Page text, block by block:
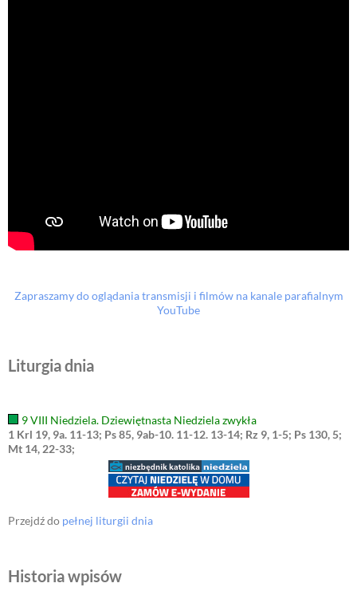
Zapraszamy do oglądania transmisji i filmów na kanale parafialnym
YouTube
Liturgia dnia
9 VIII Niedziela. Dziewiętnasta Niedziela zwykła
1 Krl 19, 9a. 11-13; Ps 85, 9ab-10. 11-12. 13-14; Rz 9, 1-5; Ps 130, 5;
Mt 14, 22-33;
Przejdź do pełnej liturgii dnia
Historia wpisów